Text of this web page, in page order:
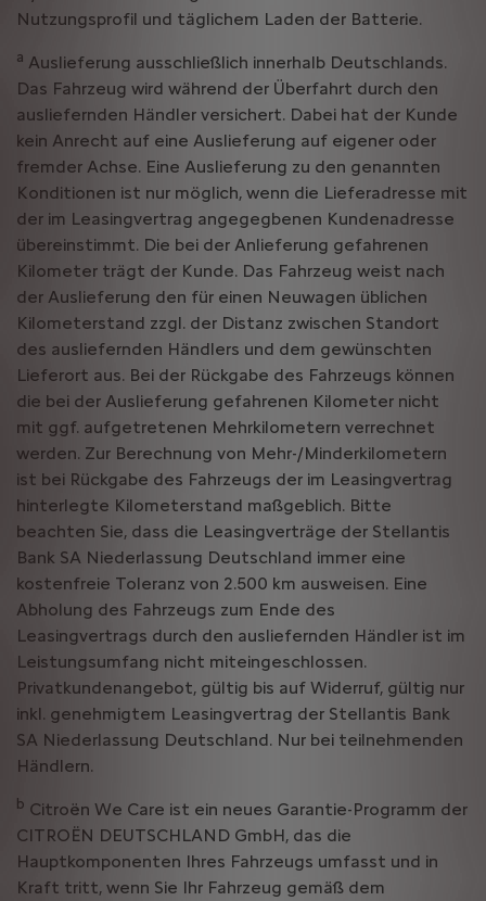
Nutzungsprofil und täglichem Laden der Batterie.
a Auslieferung ausschließlich innerhalb Deutschlands.
Das Fahrzeug wird während der Überfahrt durch den
ausliefernden Händler versichert. Dabei hat der Kunde
kein Anrecht auf eine Auslieferung auf eigener oder
fremder Achse. Eine Auslieferung zu den genannten
Konditionen ist nur möglich, wenn die Lieferadresse mit
der im Leasingvertrag angegegbenen Kundenadresse
übereinstimmt. Die bei der Anlieferung gefahrenen
Kilometer trägt der Kunde. Das Fahrzeug weist nach
der Auslieferung den für einen Neuwagen üblichen
Kilometerstand zzgl. der Distanz zwischen Standort
des ausliefernden Händlers und dem gewünschten
Lieferort aus. Bei der Rückgabe des Fahrzeugs können
die bei der Auslieferung gefahrenen Kilometer nicht
mit ggf. aufgetretenen Mehrkilometern verrechnet
werden. Zur Berechnung von Mehr-/Minderkilometern
ist bei Rückgabe des Fahrzeugs der im Leasingvertrag
hinterlegte Kilometerstand maßgeblich. Bitte
beachten Sie, dass die Leasingverträge der Stellantis
Bank SA Niederlassung Deutschland immer eine
kostenfreie Toleranz von 2.500 km ausweisen. Eine
Abholung des Fahrzeugs zum Ende des
Leasingvertrags durch den ausliefernden Händler ist im
Leistungsumfang nicht miteingeschlossen.
Privatkundenangebot, gültig bis auf Widerruf, gültig nur
inkl. genehmigtem Leasingvertrag der Stellantis Bank
SA Niederlassung Deutschland. Nur bei teilnehmenden
Händlern.
b Citroën We Care ist ein neues Garantie-Programm der
CITROËN DEUTSCHLAND GmbH, das die
Hauptkomponenten Ihres Fahrzeugs umfasst und in
Kraft tritt, wenn Sie Ihr Fahrzeug gemäß dem